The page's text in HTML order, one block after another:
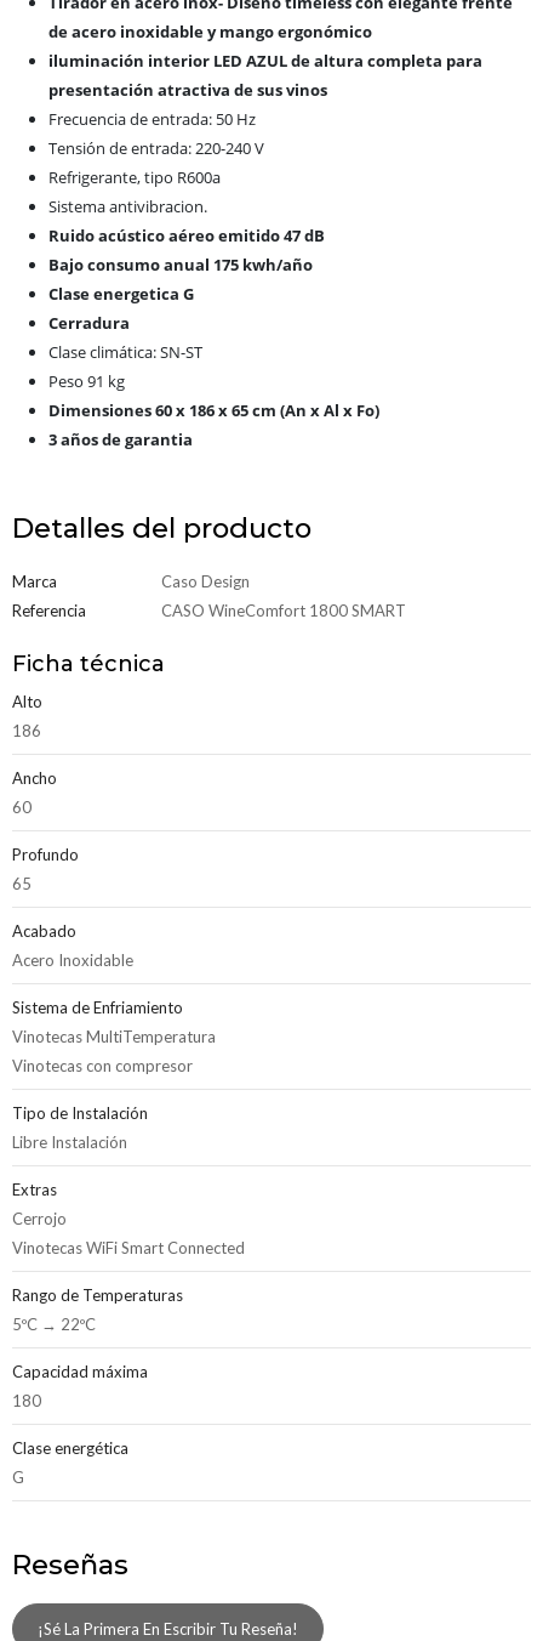
de acero inoxidable y mango ergonómico
iluminación interior LED AZUL de altura completa para
presentación atractiva de sus vinos
Frecuencia de entrada: 50 Hz
Tensión de entrada: 220-240 V
Refrigerante, tipo R600a
Sistema antivibracion.
Ruido acústico aéreo emitido 47 dB
Bajo consumo anual 175 kwh/año
Clase energetica G
Cerradura
Clase climática: SN-ST
Peso 91 kg
Dimensiones 60 x 186 x 65 cm (An x Al x Fo)
3 años de garantia
Detalles del producto
Marca
Caso Design
Referencia
CASO WineComfort 1800 SMART
Ficha técnica
Alto
186
Ancho
60
Profundo
65
Acabado
Acero Inoxidable
Sistema de Enfriamiento
Vinotecas MultiTemperatura
Vinotecas con compresor
Tipo de Instalación
Libre Instalación
Extras
Cerrojo
Vinotecas WiFi Smart Connected
Rango de Temperaturas
5ºC → 22ºC
Capacidad máxima
180
Clase energética
G
Reseñas
¡Sé La Primera En Escribir Tu Reseña!